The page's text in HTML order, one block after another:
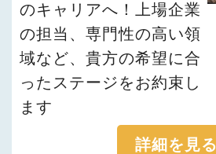
のキャリアへ！上場企業
の担当、専門性の高い領
域など、貴方の希望に合
ったステージをお約束し
ます
詳細を見る